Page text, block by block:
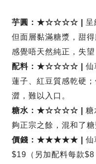
芋圓：★☆☆☆☆ | 呈
但面層黏滿糖漿，甜
感覺唔天然純正，失望
配料：★☆☆☆☆ | 仙
蓮子、紅豆質感乾硬
澀，難以入口。
糖水：★☆☆☆☆ | 糖
夠正宗之餘，混和了
價錢：★★★★★ | 仙
$19（另加配料每款$8